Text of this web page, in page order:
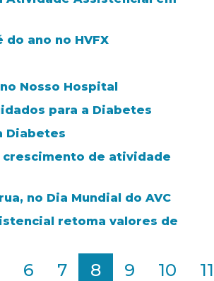
ano no HVFX
Nosso Hospital
para a Diabetes
Diabetes
crescimento de atividade
no Dia Mundial do AVC
retoma valores de
6 7 8 9 10 11